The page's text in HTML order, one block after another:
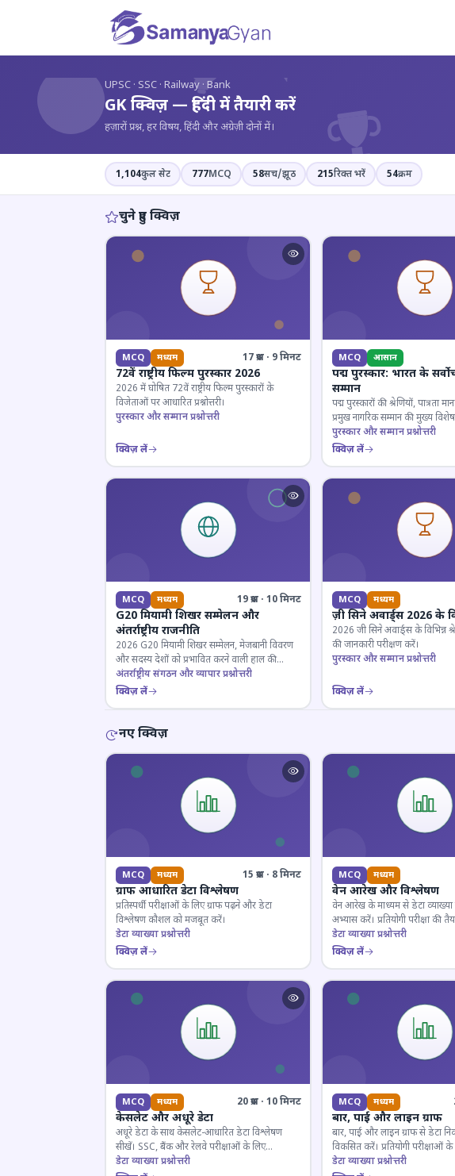
? UPSC · SSC · Railway · Bank
GK क्विज़ — हिंदी में तैयारी करें
हज़ारों प्रश्न, हर विषय, हिंदी और अंग्रेज़ी दोनों में।
1,104कुल सेट 777MCQ 58सच/झूठ 215रिक्त भरें 54क्रम
चुने हुए क्विज़
MCQ मध्यम 17 प्रश्न · 9 मिनट
72वें राष्ट्रीय फिल्म पुरस्कार 2026
2026 में घोषित 72वें राष्ट्रीय फिल्म पुरस्कारों के
विजेताओं पर आधारित प्रश्नोत्तरी।
पुरस्कार और सम्मान प्रश्नोत्तरी
क्विज़ लें
MCQ आसान
पद्म पुरस्कार: भारत के
सम्मान
पद्म पुरस्कारों की श्रेणियों, पात्रता
प्रमुख नागरिक सम्मान की मुख्य
परखें।
पुरस्कार और सम्मान प्रश्नोत्तरी
क्विज़ लें
MCQ मध्यम 19 प्रश्न · 10 मिनट
G20 मियामी शिखर सम्मेलन और
अंतर्राष्ट्रीय राजनीति
2026 G20 मियामी शिखर सम्मेलन, मेजबानी विवरण
और सदस्य देशों को प्रभावित करने वाली हाल की
राजनयिक घटनाओं पर ज्ञान परीक्षण करें।
अंतर्राष्ट्रीय संगठन और व्यापार प्रश्नोत्तरी
क्विज़ लें
MCQ मध्यम
ज़ी सिने अवार्ड्स 2026 के
2026 जी सिने अवार्ड्स के विभिन्न
की जानकारी परीक्षण करें।
पुरस्कार और सम्मान प्रश्नोत्तरी
क्विज़ लें
नए क्विज़
MCQ मध्यम 15 प्रश्न · 8 मिनट
ग्राफ आधारित डेटा विश्लेषण
प्रतिस्पर्धी परीक्षाओं के लिए ग्राफ पढ़ने और डेटा
विश्लेषण कौशल को मजबूत करें।
डेटा व्याख्या प्रश्नोत्तरी
क्विज़ लें
MCQ मध्यम
वेन आरेख और विश्लेषण
वेन आरेख के माध्यम से डेटा
अभ्यास करें। प्रतियोगी परीक्षा की
डेटा व्याख्या प्रश्नोत्तरी
क्विज़ लें
MCQ मध्यम 20 प्रश्न · 10 मिनट
केसलेट और अधूरे डेटा
अधूरे डेटा के साथ केसलेट-आधारित डेटा विश्लेषण
सीखें। SSC, बैंक और रेलवे परीक्षाओं के लिए
महत्वपूर्ण।
डेटा व्याख्या प्रश्नोत्तरी
MCQ मध्यम
बार, पाई और लाइन ग्राफ
बार, पाई और लाइन ग्राफ से डेटा
विकसित करें। प्रतियोगी परीक्षाओं
डेटा व्याख्या प्रश्नोत्तरी